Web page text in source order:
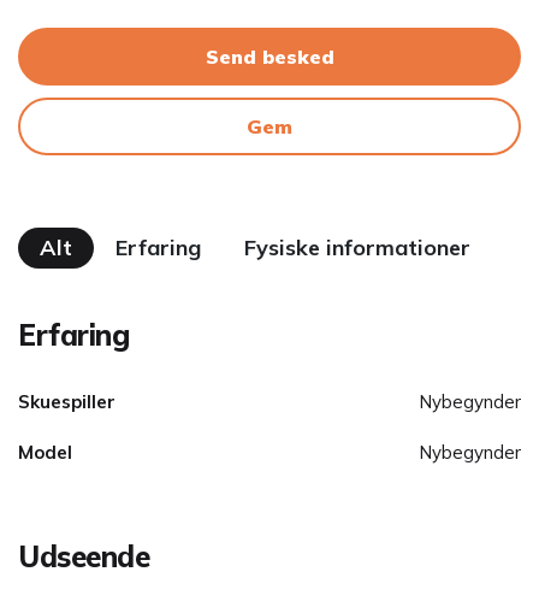
Send besked
Gem
Alt Erfaring Fysiske informationer
Erfaring
Skuespiller Nybegynder
Model Nybegynder
Udseende